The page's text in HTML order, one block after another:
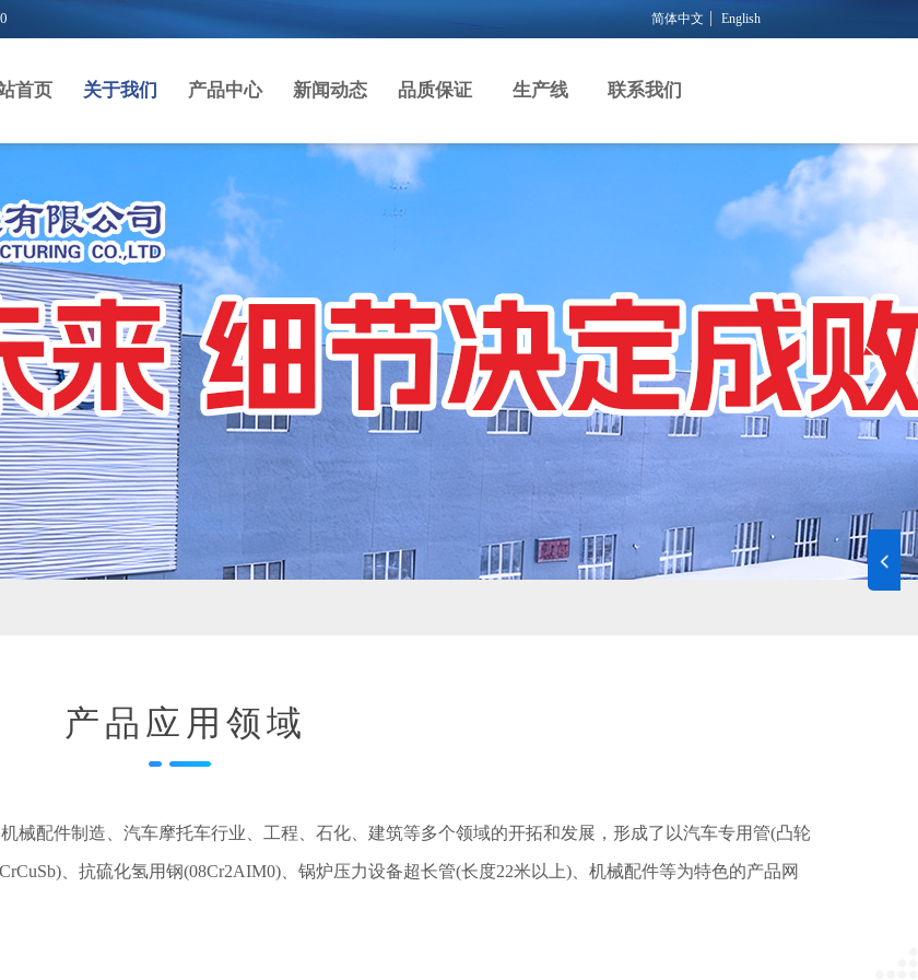
简体中文 English
首页 关于我们 产品中心 新闻动态 品质保证 生产线 联系我们
械配件制造、汽车摩托车行业、工程、石化、建筑等多个领域的开拓和发展，形成了以汽车专用管(凸轮
、抗硫化氢用钢(08Cr2AIM0)、锅炉压力设备超长管(长度22米以上)、机械配件等为特色的产品网
产品应用领域